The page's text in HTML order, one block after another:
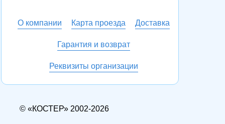
О компании Карта проезда Доставка
Гарантия и возврат
Реквизиты организации
© «КОСТЕР» 2002-2026